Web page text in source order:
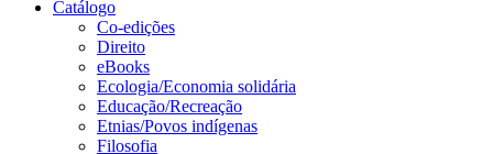
Catálogo
Co-edições
Direito
eBooks
Ecologia/Economia solidária
Educação/Recreação
Etnias/Povos indígenas
Filosofia